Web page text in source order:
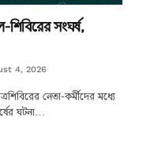
সংঘর্ষ,
4, 2026
নেতা-কর্মীদের মধ্যে
ঘটনা…